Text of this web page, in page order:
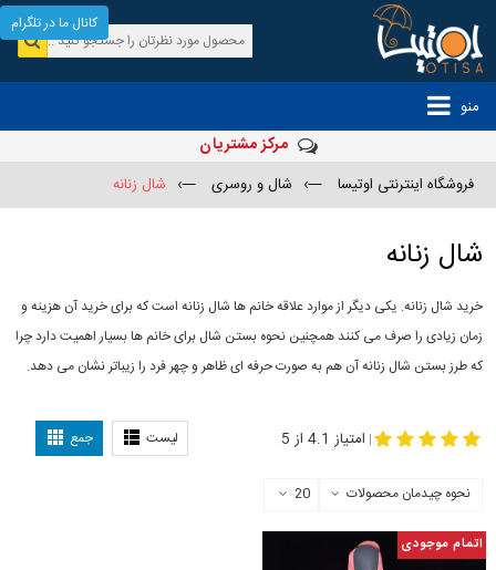
منو
مرکز مشتریان
فروشگاه اینترنتی اوتیسا —› شال و روسری —› شال زنانه
شال زنانه
خرید شال زنانه. یکی دیگر از موارد علاقه خانم ها شال زنانه است که برای خرید آن هزینه و
زمان زیادی را صرف می کنند همچنین نحوه بستن شال برای خانم ها بسیار اهمیت دارد چرا
که طرز بستن شال زنانه آن هم به صورت حرفه ای ظاهر و چهر فرد را زیباتر نشان می دهد.
لیست جمع | امتیاز 4.1 از 5
نحوه چیدمان محصولات 20
اتمام موجودی
کانال ما در تلگرام